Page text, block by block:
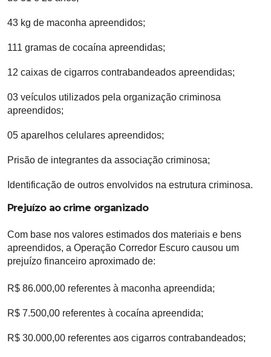
43 kg de maconha apreendidos;
111 gramas de cocaína apreendidas;
12 caixas de cigarros contrabandeados apreendidas;
03 veículos utilizados pela organização criminosa
apreendidos;
05 aparelhos celulares apreendidos;
Prisão de integrantes da associação criminosa;
Identificação de outros envolvidos na estrutura criminosa.
Prejuízo ao crime organizado
Com base nos valores estimados dos materiais e bens
apreendidos, a Operação Corredor Escuro causou um
prejuízo financeiro aproximado de:
R$ 86.000,00 referentes à maconha apreendida;
R$ 7.500,00 referentes à cocaína apreendida;
R$ 30.000,00 referentes aos cigarros contrabandeados;